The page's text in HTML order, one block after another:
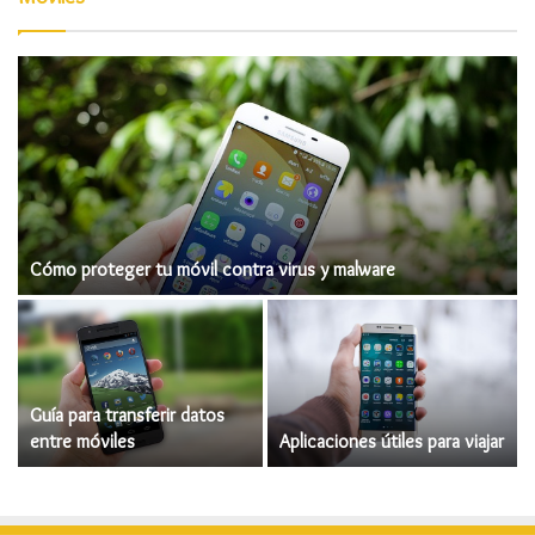
Cómo proteger tu móvil contra virus y malware
Guía para transferir datos
entre móviles
Aplicaciones útiles para viajar